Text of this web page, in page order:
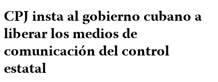
CPJ insta al gobierno cubano a
liberar los medios de
comunicación del control
estatal